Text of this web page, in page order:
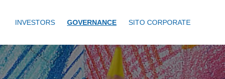
INVESTORS GOVERNANCE SITO CORPORATE